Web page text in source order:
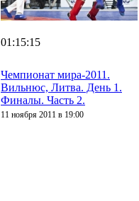
01:15:15
Чемпионат мира-2011.
Вильнюс, Литва. День 1.
Финалы. Часть 2.
11 ноября 2011 в 19:00